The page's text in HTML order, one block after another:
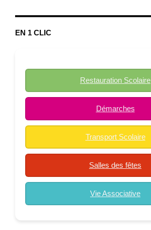
EN 1 CLIC
Restauration Scolaire
Démarches
Transport Scolaire
Salles des fêtes
Vie Associative